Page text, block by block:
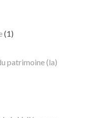
(1)
patrimoine (la)